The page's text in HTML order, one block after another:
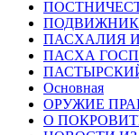
ПАСХАЛИЯ
ПАСХА
Основная
ОРУЖИЕ
О